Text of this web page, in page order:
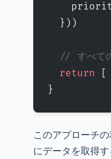
  }))
// すべて
  return
[
}
このアプローチ
にデータを取得